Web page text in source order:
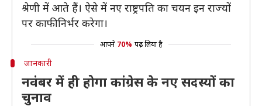
श्रेणी में आते हैं। ऐसे में नए राष्ट्रपति का चयन इन राज्यों
पर काफी निर्भर करेगा।
आपने 70% पढ़ लिया है
जानकारी
नवंबर में ही होगा कांग्रेस के नए सदस्यों का
चुनाव